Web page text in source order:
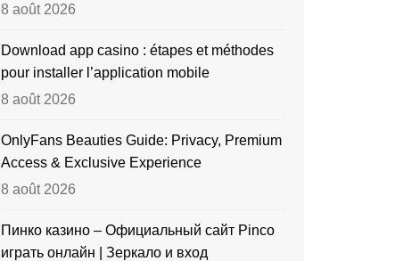
8 août 2026
Download app casino : étapes et méthodes
pour installer l’application mobile
8 août 2026
OnlyFans Beauties Guide: Privacy, Premium
Access & Exclusive Experience
8 août 2026
Пинко казино – Официальный сайт Pinco
играть онлайн | Зеркало и вход